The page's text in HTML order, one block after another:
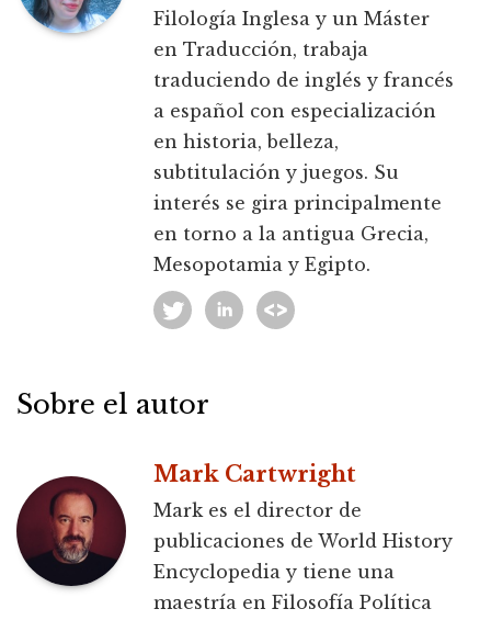
Filología Inglesa y un Máster
en Traducción, trabaja
traduciendo de inglés y francés
a español con especialización
en historia, belleza,
subtitulación y juegos. Su
interés se gira principalmente
en torno a la antigua Grecia,
Mesopotamia y Egipto.
Sobre el autor
Mark Cartwright
Mark es el director de
publicaciones de World History
Encyclopedia y tiene una
maestría en Filosofía Política